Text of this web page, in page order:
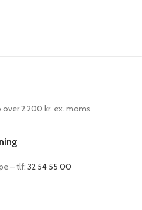
over 2.200 kr. ex. moms
– tlf: 32 54 55 00